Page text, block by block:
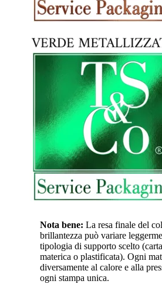
Nota bene: La resa finale del
brillantezza può variare
tipologia di supporto scelto
materica o plastificata). Ogni
diversamente al calore e alla
ogni stampa unica.